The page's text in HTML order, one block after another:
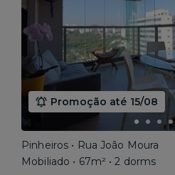
Promoção até 15/08
Pinheiros • Rua João Moura
Mobiliado • 67m² • 2 dorms